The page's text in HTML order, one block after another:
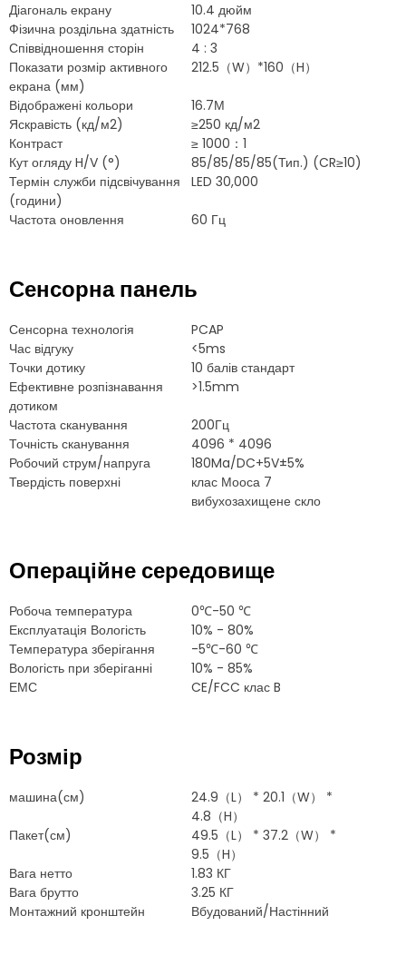
Діагональ екрану
10.4 дюйм
Фізична роздільна здатність
1024*768
Співвідношення сторін
4 : 3
Показати розмір активного
екрана (мм)
212.5 （W）*160（H）
Відображені кольори
16.7М
Яскравість (кд/м2)
≥250 кд/м2
Контраст
≥ 1000：1
Кут огляду H/V (°)
85/85/85/85(Тип.) (CR≥10)
Термін служби підсвічування
(години)
LED 30,000
Частота оновлення 60 Гц
Сенсорна панель
Сенсорна технологія
PCAP
Час відгуку
<5ms
Точки дотику
10 балів стандарт
Ефективне розпізнавання
дотиком
>1.5mm
Частота сканування
200Гц
Точність сканування
4096 * 4096
Робочий струм/напруга
180Ma/DC+5V±5%
Твердість поверхні
клас Мооса 7
вибухозахищене скло
Операційне середовище
Робоча температура
0℃-50 ℃
Експлуатація Вологість
10% - 80%
Температура зберігання
-5℃-60 ℃
Вологість при зберіганні
10% - 85%
ЕМС
CE/FCC клас B
Розмір
машина(см)
24.9（L） * 20.1（W） *
4.8（H）
Пакет(см)
49.5（L） * 37.2（W） *
9.5（H）
Вага нетто
1.83 КГ
Вага брутто
3.25 КГ
Монтажний кронштейн
Вбудований/Настінний